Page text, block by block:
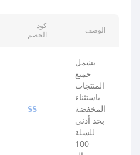
كود
الخصم
الوصف
SS
يشمل
جميع
المنتجات
باستثناء
المخفضة
بحد أدنى
للسلة
100